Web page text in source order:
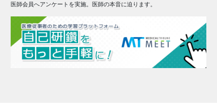
医師会員へアンケートを実施。医師の本音に迫ります。